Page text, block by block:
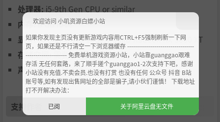
加入科研团队
穿上你的实验室白大褂吧，努力拿到博士学位：从植物遗传
学家到防御分析师和结构工程师（以及更多很多），每个人
都有自己的生存所必需的优势。将个人特性和技能结合起
处理器: i5-9th Gen CPU or similar
内存:8 GB RAM
显卡:GeForce GTX 1660 or AMD Radeon RX 5600 XT
存储空间:需要 10 GB 可用空间
声卡:基本音频设备
支持作者
欢迎访问 小叽资源白嫖小站
如果你发现主页没有更新游戏内容用CTRL+F5强制刷新一下网
页，如果还是不行清空一下浏览器缓存 ----------------------------------
--------------------- 免费单机游戏资源小站，小站靠guanggao艰难
存活 无任何套路，来了顺手搓个guanggao1-2次支持下吧，感谢
小站没有充值.不卖会员.也没有打赏 也没有任何 公众号 抖音 B站
账号等,如有发现出售网址的全部是骗子,请小伙们谨慎！ 下载地址
打不开解决办法：
已阅
关于阿里云盘无文件